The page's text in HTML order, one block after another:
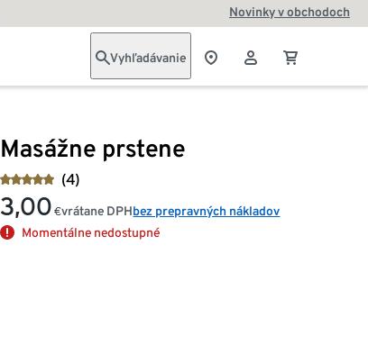
Novinky v obchodoch
Vyhľadávanie
Masážne prstene
(4)
3,00 €vrátane DPHbez prepravných nákladov
Momentálne nedostupné